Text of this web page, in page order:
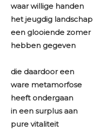
waar willige handen
het jeugdig landschap
een glooiende zomer
hebben gegeven
die daardoor een
ware metamorfose
heeft ondergaan
in een surplus aan
pure vitaliteit